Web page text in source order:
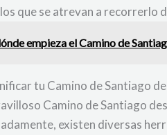
que se atrevan a recorrerlo
empieza el Camino de
tu Camino de Santiago
Camino de Santiago
existen diversas